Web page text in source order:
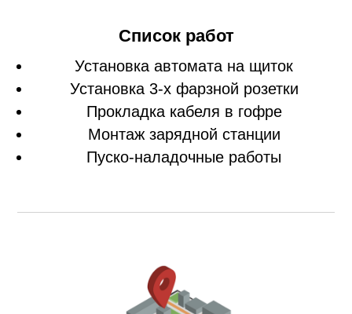
Список работ
Установка автомата на щиток
Установка 3-х фарзной розетки
Прокладка кабеля в гофре
Монтаж зарядной станции
Пуско-наладочные работы